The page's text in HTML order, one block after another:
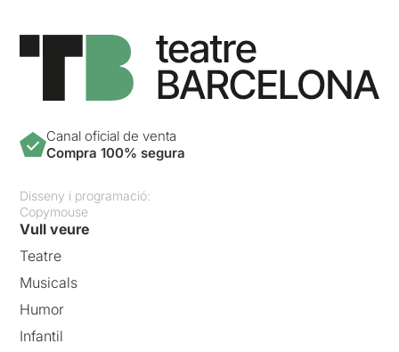
Canal oficial de venta
Compra 100% segura
Disseny i programació:
Copymouse
Vull veure
Teatre
Musicals
Humor
Infantil